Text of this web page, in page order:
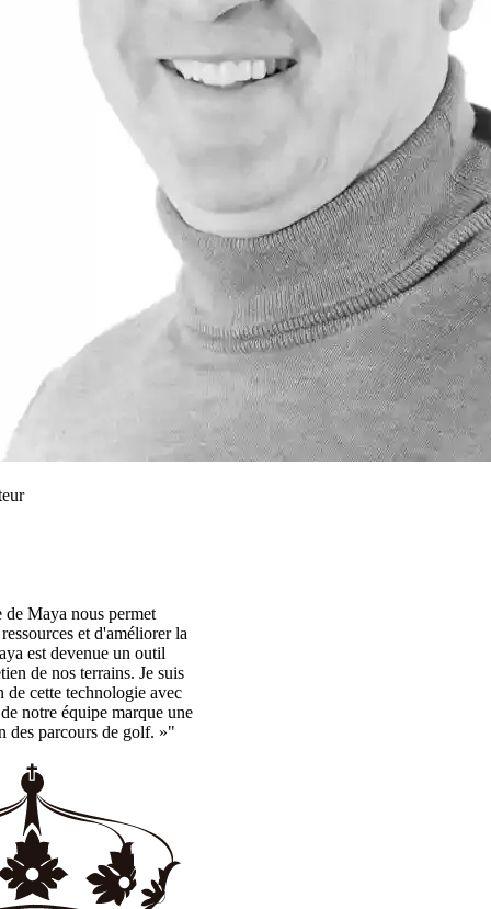
Maya nous permet
et d'améliorer la
est devenue un outil
de nos terrains. Je suis
de cette technologie avec
notre équipe marque une
des parcours de golf. »"